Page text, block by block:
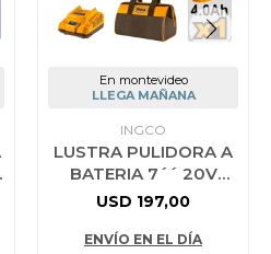
En montevideo
LLEGA MAÑANA
INGCO
LUSTRA PULIDORA A
BATERIA 7´´ 20V
P20S BRUSHLESS C/1
HERRAMIENTAS
USD 197,00
ENVÍO EN EL DÍA